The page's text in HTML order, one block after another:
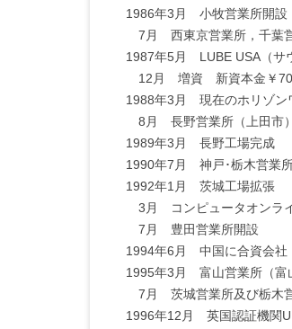
1986年3月 小牧営業所開設
7月 西東京営業所，千葉
1987年5月 LUBE USA（サ
12月 増資 新資本金￥
1988年3月 現在のホリゾン
8月 長野営業所（上田市
1989年3月 長野工場完成
1990年7月 神戸･栃木営業
1992年1月 茨城工場拡張
3月 コンピュータオンラ
7月 豊田営業所開設
1994年6月 中国に合資会社
1995年3月 富山営業所（富
7月 茨城営業所及び栃木営
1996年12月 英国認証機関